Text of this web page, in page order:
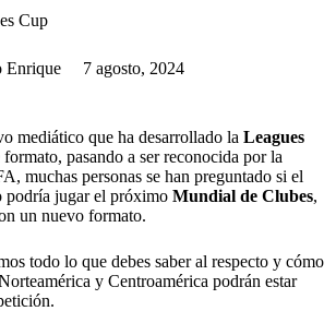
Cup
Enrique 7 agosto, 2024
mediático que ha desarrollado la Leagues
pasando a ser reconocida por la
muchas personas se han preguntado si el
podría jugar el próximo Mundial de Clubes,
un nuevo formato.
todo lo que debes saber al respecto y cómo
y Centroamérica podrán estar